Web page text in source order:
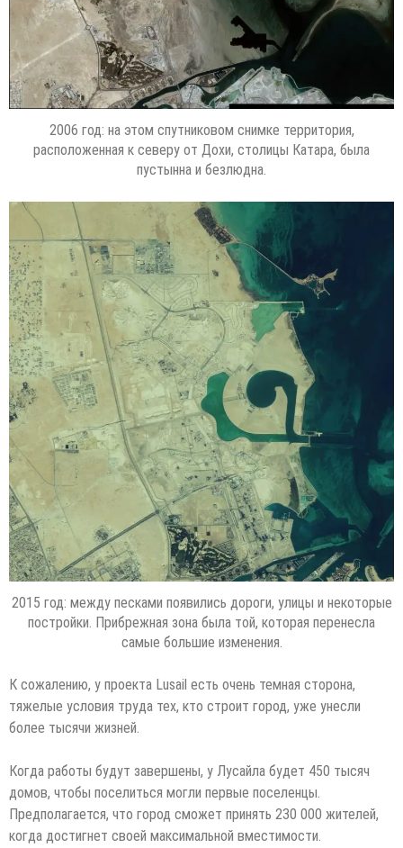
2006 год: на этом спутниковом снимке территория,
расположенная к северу от Дохи, столицы Катара, была
пустынна и безлюдна.
2015 год: между песками появились дороги, улицы и некоторые
постройки. Прибрежная зона была той, которая перенесла
самые большие изменения.
К сожалению, у проекта Lusail есть очень темная сторона,
тяжелые условия труда тех, кто строит город, уже унесли
более тысячи жизней.
Когда работы будут завершены, у Лусайла будет 450 тысяч
домов, чтобы поселиться могли первые поселенцы.
Предполагается, что город сможет принять 230 000 жителей,
когда достигнет своей максимальной вместимости.